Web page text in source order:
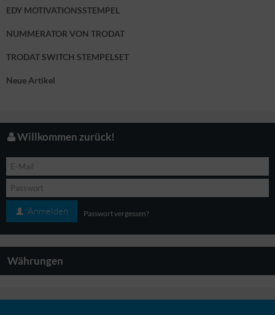
EDY MOTIVATIONSSTEMPEL
NUMMERATOR VON TRODAT
TRODAT SWITCH STEMPELSET
Neue Artikel
Willkommen zurück!
Anmelden Passwort vergessen?
Währungen